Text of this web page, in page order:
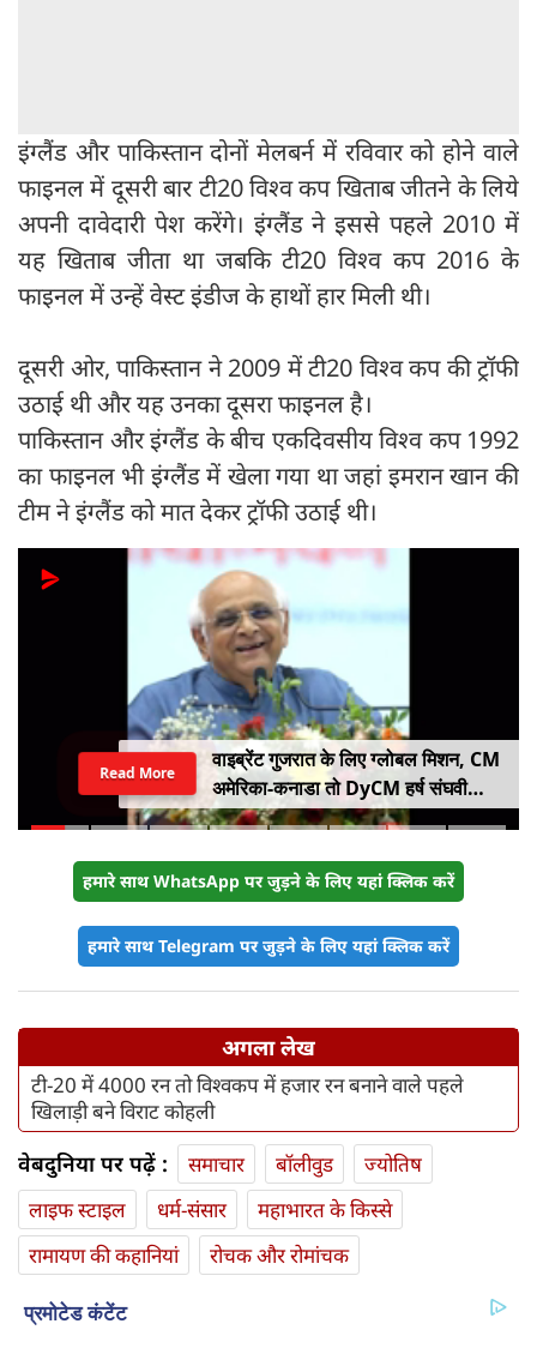
इंग्लैंड और पाकिस्तान दोनों मेलबर्न में रविवार को होने वाले
फाइनल में दूसरी बार टी20 विश्व कप खिताब जीतने के लिये
अपनी दावेदारी पेश करेंगे। इंग्लैंड ने इससे पहले 2010 में
यह खिताब जीता था जबकि टी20 विश्व कप 2016 के
फाइनल में उन्हें वेस्ट इंडीज के हाथों हार मिली थी।
दूसरी ओर, पाकिस्तान ने 2009 में टी20 विश्व कप की ट्रॉफी
उठाई थी और यह उनका दूसरा फाइनल है।
पाकिस्तान और इंग्लैंड के बीच एकदिवसीय विश्व कप 1992
का फाइनल भी इंग्लैंड में खेला गया था जहां इमरान खान की
टीम ने इंग्लैंड को मात देकर ट्रॉफी उठाई थी।
वाइब्रेंट गुजरात के लिए ग्लोबल मिशन, CM
अमेरिका-कनाडा तो DyCM हर्ष संघवी
संभालेंगे जापान-यूरोप का मोर्चा
Read More
हमारे साथ WhatsApp पर जुड़ने के लिए यहां क्लिक करें
हमारे साथ Telegram पर जुड़ने के लिए यहां क्लिक करें
अगला लेख
टी-20 में 4000 रन तो विश्वकप में हजार रन बनाने वाले पहले
खिलाड़ी बने विराट कोहली
वेबदुनिया पर पढ़ें : समाचार बॉलीवुड
ज्योतिष
लाइफ स्‍टाइल
धर्म-संसार
महाभारत के किस्से
रामायण की कहानियां
रोचक और रोमांचक